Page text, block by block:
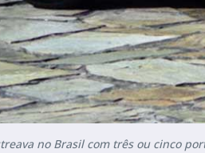
no Brasil com três ou cinco